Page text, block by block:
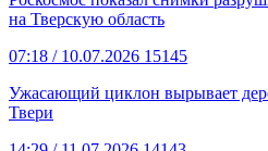
на Тверскую область
07:18 / 10.07.2026 15145
Ужасающий циклон вырывает
Твери